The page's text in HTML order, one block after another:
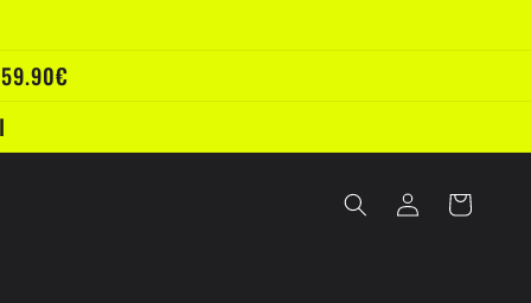
59.90€
Accedi Carrello